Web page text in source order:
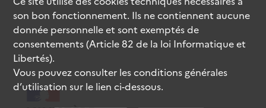
son bon fonctionnement. Ils ne contiennent aucune
donnée personnelle et sont exemptés de
consentements (Article 82 de la loi Informatique et
Libertés).
Vous pouvez consulter les conditions générales
d’utilisation sur le lien ci-dessous.